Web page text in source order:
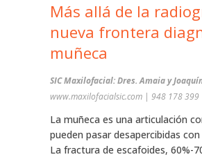
Más allá de la
nueva frontera
muñeca
SIC Maxilofacial: Dres. Amaia y
www.maxilofacialsic.com | 948 178 399
La muñeca es una articulación
pueden pasar desapercibidas
La fractura de escafoides, 60%-